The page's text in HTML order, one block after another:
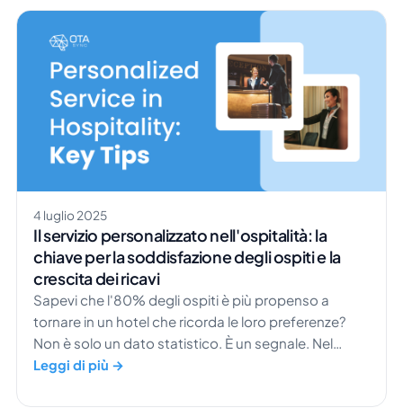
sistema di gestione alberghiera. Lo sapevi che il 61%
dei consumatori è […]
4 luglio 2025
Il servizio personalizzato nell'ospitalità: la
chiave per la soddisfazione degli ospiti e la
crescita dei ricavi
Sapevi che l'80% degli ospiti è più propenso a
tornare in un hotel che ricorda le loro preferenze?
Non è solo un dato statistico. È un segnale. Nel
settore dell'ospitalità, la differenza tra un visitatore
una cosa sola: il servizio personalizzato
Leggi di più →